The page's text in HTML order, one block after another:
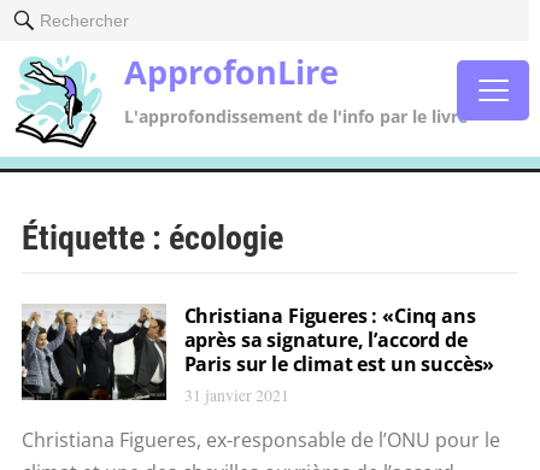
Rechercher
ApprofonLire
L'approfondissement de l'info par le livre
Étiquette : écologie
Christiana Figueres : «Cinq ans
après sa signature, l’accord de
Paris sur le climat est un succès»
31 janvier 2021
Christiana Figueres, ex-responsable de l’ONU pour le